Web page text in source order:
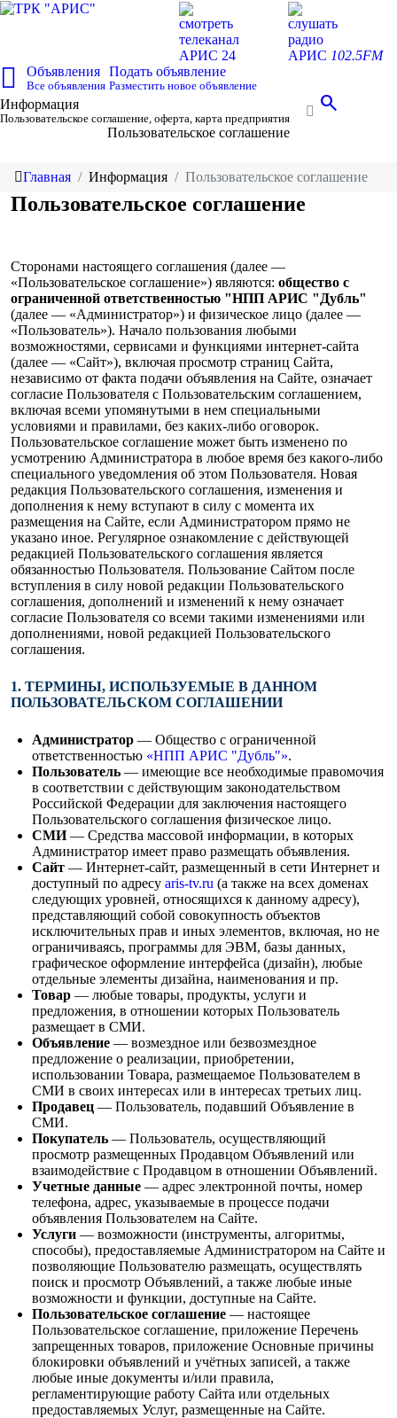
смотреть
телеканал
АРИС 24
слушать
радио
АРИС 102.5FM
Объявления
Все объявления
Подать объявление
Разместить новое объявление
Информация
Пользовательское соглашение, оферта, карта предприятия
search
Пользовательское соглашение
Главная Информация Пользовательское соглашение
Пользовательское соглашение
Сторонами настоящего соглашения (далее —
«Пользовательское соглашение») являются: общество с
ограниченной ответственностью "НПП АРИС "Дубль"
(далее — «Администратор») и физическое лицо (далее —
«Пользователь»). Начало пользования любыми
возможностями, сервисами и функциями интернет-сайта
(далее — «Сайт»), включая просмотр страниц Сайта,
независимо от факта подачи объявления на Сайте, означает
согласие Пользователя с Пользовательским соглашением,
включая всеми упомянутыми в нем специальными
условиями и правилами, без каких-либо оговорок.
Пользовательское соглашение может быть изменено по
усмотрению Администратора в любое время без какого-либо
специального уведомления об этом Пользователя. Новая
редакция Пользовательского соглашения, изменения и
дополнения к нему вступают в силу с момента их
размещения на Сайте, если Администратором прямо не
указано иное. Регулярное ознакомление с действующей
редакцией Пользовательского соглашения является
обязанностью Пользователя. Пользование Сайтом после
вступления в силу новой редакции Пользовательского
соглашения, дополнений и изменений к нему означает
согласие Пользователя со всеми такими изменениями или
дополнениями, новой редакцией Пользовательского
соглашения.
1. ТЕРМИНЫ, ИСПОЛЬЗУЕМЫЕ В ДАННОМ
ПОЛЬЗОВАТЕЛЬСКОМ СОГЛАШЕНИИ
Администратор — Общество с ограниченной
ответственностью «НПП АРИС "Дубль"».
Пользователь — имеющие все необходимые правомочия
в соответствии с действующим законодательством
Российской Федерации для заключения настоящего
Пользовательского соглашения физическое лицо.
СМИ— Средства массовой информации, в которых
Администратор имеет право размещать объявления.
Сайт — Интернет-сайт, размещенный в сети Интернет и
доступный по адресу aris-tv.ru (а также на всех доменах
следующих уровней, относящихся к данному адресу),
представляющий собой совокупность объектов
исключительных прав и иных элементов, включая, но не
ограничиваясь, программы для ЭВМ, базы данных,
графическое оформление интерфейса (дизайн), любые
отдельные элементы дизайна, наименования и пр.
Товар — любые товары, продукты, услуги и
предложения, в отношении которых Пользователь
размещает в СМИ.
Объявление — возмездное или безвозмездное
предложение о реализации, приобретении,
использовании Товара, размещаемое Пользователем в
СМИ в своих интересах или в интересах третьих лиц.
Продавец — Пользователь, подавший Объявление в
СМИ.
Покупатель — Пользователь, осуществляющий
просмотр размещенных Продавцом Объявлений или
взаимодействие с Продавцом в отношении Объявлений.
Учетные данные — адрес электронной почты, номер
телефона, адрес, указываемые в процессе подачи
объявления Пользователем на Сайте.
Услуги — возможности (инструменты, алгоритмы,
способы), предоставляемые Администратором на Сайте и
позволяющие Пользователю размещать, осуществлять
поиск и просмотр Объявлений, а также любые иные
возможности и функции, доступные на Сайте.
Пользовательское соглашение — настоящее
Пользовательское соглашение, приложение Перечень
запрещенных товаров, приложение Основные причины
блокировки объявлений и учётных записей, а также
любые иные документы и/или правила,
регламентирующие работу Сайта или отдельных
предоставляемых Услуг, размещенные на Сайте.